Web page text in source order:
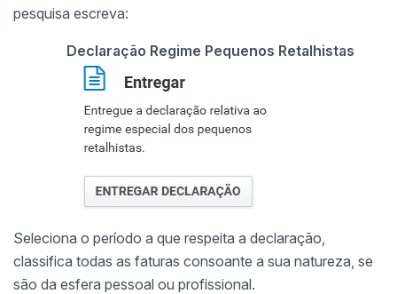
pesquisa escreva:
Declaração Regime Pequenos Retalhistas
Seleciona o período a que respeita a declaração,
classifica todas as faturas consoante a sua natureza, se
são da esfera pessoal ou profissional.